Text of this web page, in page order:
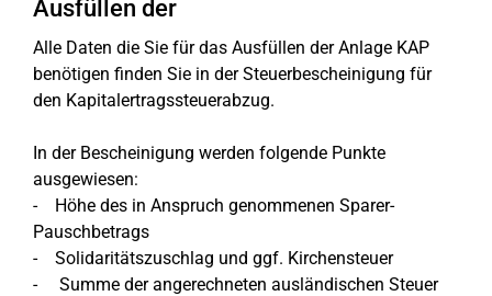
Ausfüllen der
Alle Daten die Sie für das Ausfüllen der Anlage KAP
benötigen finden Sie in der Steuerbescheinigung für
den Kapitalertragssteuerabzug.
In der Bescheinigung werden folgende Punkte
ausgewiesen:
- Höhe des in Anspruch genommenen Sparer-
Pauschbetrags
- Solidaritätszuschlag und ggf. Kirchensteuer
- Summe der angerechneten ausländischen Steuer